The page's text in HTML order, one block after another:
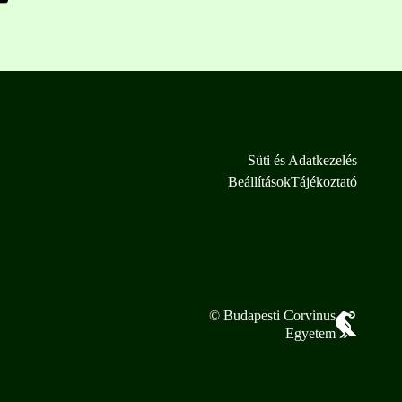
Süti és Adatkezelés
BeállításokTájékoztató
© Budapesti Corvinus
Egyetem